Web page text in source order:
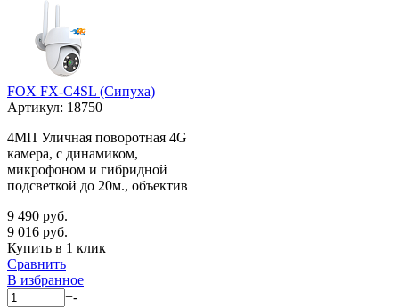
FOX FX-C4SL (Сипуха)
Артикул: 18750
4МП Уличная поворотная 4G
камера, с динамиком,
микрофоном и гибридной
подсветкой до 20м., объектив
9 490 руб.
9 016 руб.
Купить в 1 клик
Сравнить
В избранное
+-